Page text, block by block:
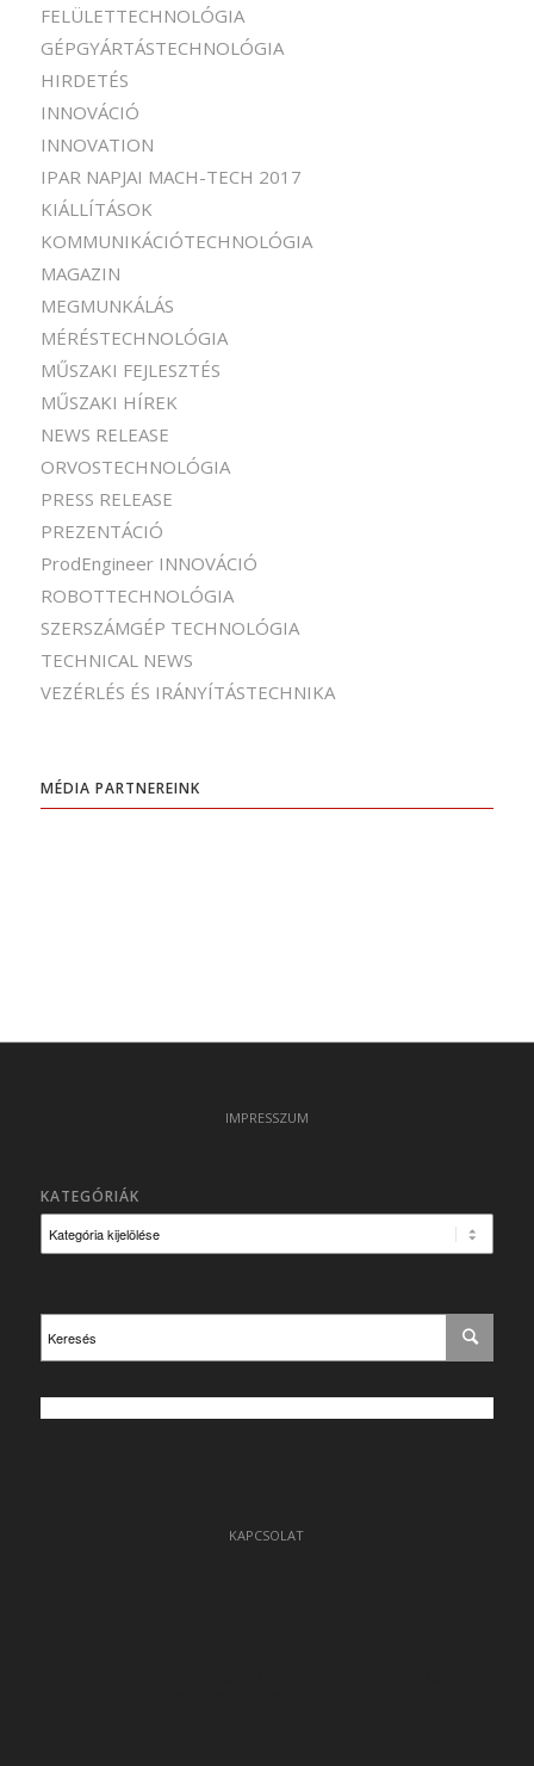
FELÜLETTECHNOLÓGIA
GÉPGYÁRTÁSTECHNOLÓGIA
HIRDETÉS
INNOVÁCIÓ
INNOVATION
IPAR NAPJAI MACH-TECH 2017
KIÁLLÍTÁSOK
KOMMUNIKÁCIÓTECHNOLÓGIA
MAGAZIN
MEGMUNKÁLÁS
MÉRÉSTECHNOLÓGIA
MŰSZAKI FEJLESZTÉS
MŰSZAKI HÍREK
NEWS RELEASE
ORVOSTECHNOLÓGIA
PRESS RELEASE
PREZENTÁCIÓ
ProdEngineer INNOVÁCIÓ
ROBOTTECHNOLÓGIA
SZERSZÁMGÉP TECHNOLÓGIA
TECHNICAL NEWS
VEZÉRLÉS ÉS IRÁNYÍTÁSTECHNIKA
MÉDIA PARTNEREINK
IMPRESSZUM
KATEGÓRIÁK
KAPCSOLAT